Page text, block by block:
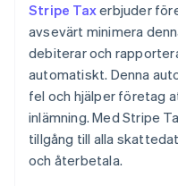
Stripe Taxerbjuder
avsevärt minimera
debiterar och
automatiskt. Denna
fel och hjälper företag
inlämning. Med Stripe
tillgång till alla
och återbetala.